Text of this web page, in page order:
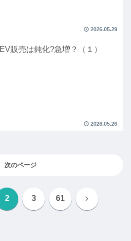
2026.05.29
EV販売は鈍化?急増？（１）
2026.05.26
次のページ
2 3 61 次